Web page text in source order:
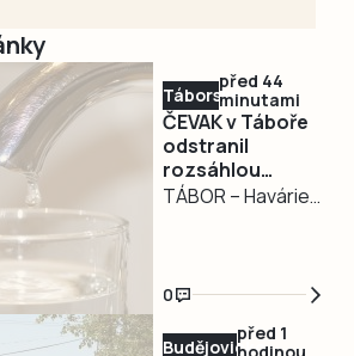
Táborsko
před 44
minutami
ČEVAK v Táboře
odstranil
rozsáhlou
havárii a v půl
TÁBOR – Havárie
odpoledne ocitla
bez vody zhruba
třetina města v
0
Budějovicko
před 1